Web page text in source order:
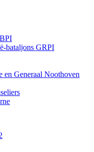
bataljons GRPI
en Generaal Noothoven